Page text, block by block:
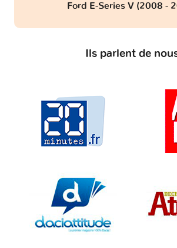
Ford E-Series V (2008 -
Ils parlent de